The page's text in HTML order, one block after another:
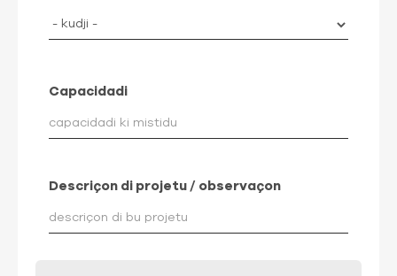
Capacidadi
Descriçon di projetu / observaçon